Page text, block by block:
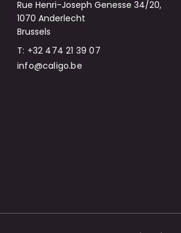
Rue Henri-Joseph Genesse 34/20,
1070 Anderlecht
Brussels
T: +32 474 21 39 07
info@caligo.be